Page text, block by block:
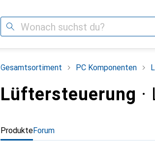
Suche
Gesamtsortiment PC Komponenten
Lüftersteuerung
ProdukteForum